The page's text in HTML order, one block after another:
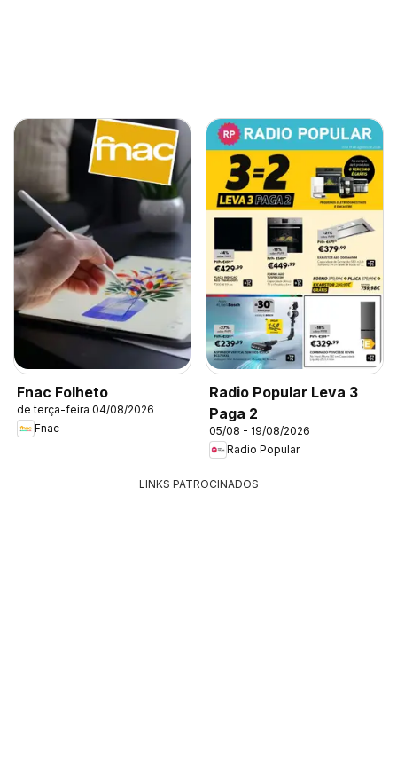
Fnac Folheto
de terça-feira 04/08/2026
Fnac
Radio Popular Leva 3
Paga 2
05/08 - 19/08/2026
Radio Popular
LINKS PATROCINADOS